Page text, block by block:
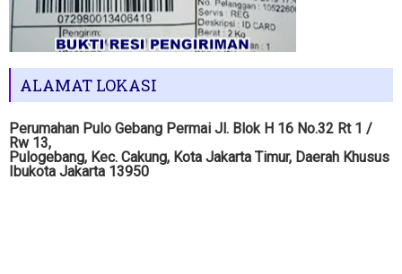
ALAMAT LOKASI
Perumahan Pulo Gebang Permai Jl. Blok H 16 No.32 Rt 1 /
Rw 13,
Pulogebang, Kec. Cakung, Kota Jakarta Timur, Daerah Khusus
Ibukota Jakarta 13950